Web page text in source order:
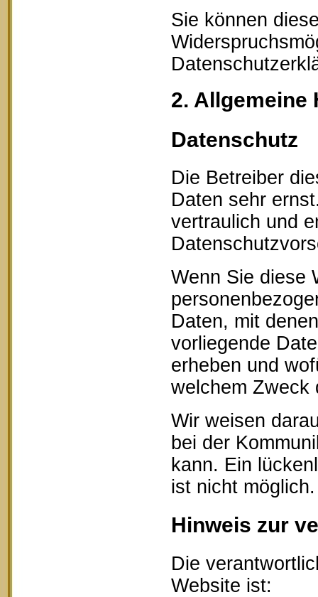
Sie können
2. Allgemeine
Datenschutz
Die Betreiber
Daten sehr
vertraulich und
Wenn Sie diese
Daten, mit
vorliegende
erheben und
welchem Zweck
Wir weisen
bei der
kann. Ein
ist nicht möglich.
Hinweis zur
Die
Website ist: